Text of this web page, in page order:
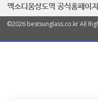
엑소디움상도역 공식홈페이지
©2026 bestsunglass.co.kr All